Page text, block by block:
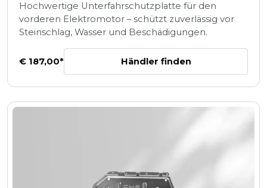
Hochwertige Unterfahrschutzplatte für den
vorderen Elektromotor – schützt zuverlässig vor
Steinschlag, Wasser und Beschädigungen.
€ 187,00* Händler finden